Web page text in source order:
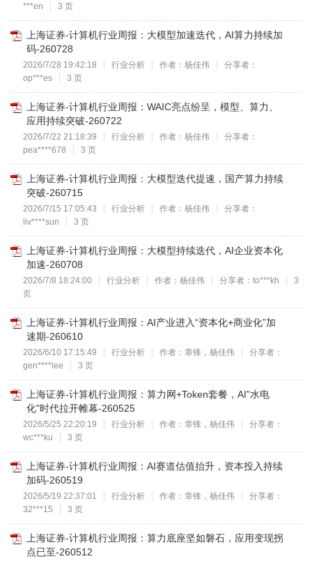
***en
3 页
上海证券-计算机行业周报：大模型加速迭代，AI算力持续加
码-260728
2026/7/28 19:42:18 行业分析 作者：杨佳伟
分享者：
op***es
3 页
上海证券-计算机行业周报：WAIC亮点纷呈，模型、算力、
应用持续突破-260722
2026/7/22 21:18:39 行业分析 作者：杨佳伟
分享者：
pea****678
3 页
上海证券-计算机行业周报：大模型迭代提速，国产算力持续
突破-260715
2026/7/15 17:05:43 行业分析 作者：杨佳伟
分享者：
liv****sun
3 页
上海证券-计算机行业周报：大模型持续迭代，AI企业资本化
加速-260708
2026/7/8 18:24:00 行业分析 作者：杨佳伟 分享者：to***kh
3
页
上海证券-计算机行业周报：AI产业进入“资本化+商业化”加
速期-260610
2026/6/10 17:15:49 行业分析 作者：章锋，杨佳伟
分享者：
gen****lee
3 页
上海证券-计算机行业周报：算力网+Token套餐，AI"水电
化"时代拉开帷幕-260525
2026/5/25 22:20:19 行业分析 作者：章锋，杨佳伟
分享者：
wc***ku
3 页
上海证券-计算机行业周报：AI赛道估值抬升，资本投入持续
加码-260519
2026/5/19 22:37:01 行业分析 作者：章锋，杨佳伟
分享者：
32***15
3 页
上海证券-计算机行业周报：算力底座坚如磐石，应用变现拐
点已至-260512